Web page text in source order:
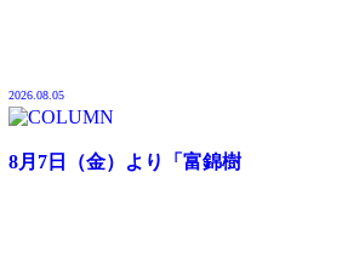
2026.08.05
8月7日（金）より「富錦樹